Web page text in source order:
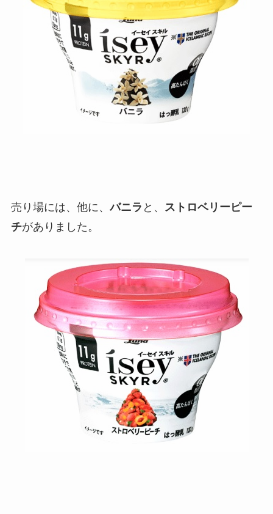
売り場には、他に、バニラ と、
ストロベリーピー
チがありました。